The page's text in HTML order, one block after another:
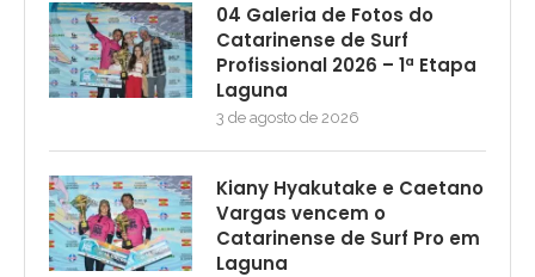
04 Galeria de Fotos do
Catarinense de Surf
Profissional 2026 – 1ª Etapa
Laguna
3 de agosto de 2026
Kiany Hyakutake e Caetano
Vargas vencem o
Catarinense de Surf Pro em
Laguna